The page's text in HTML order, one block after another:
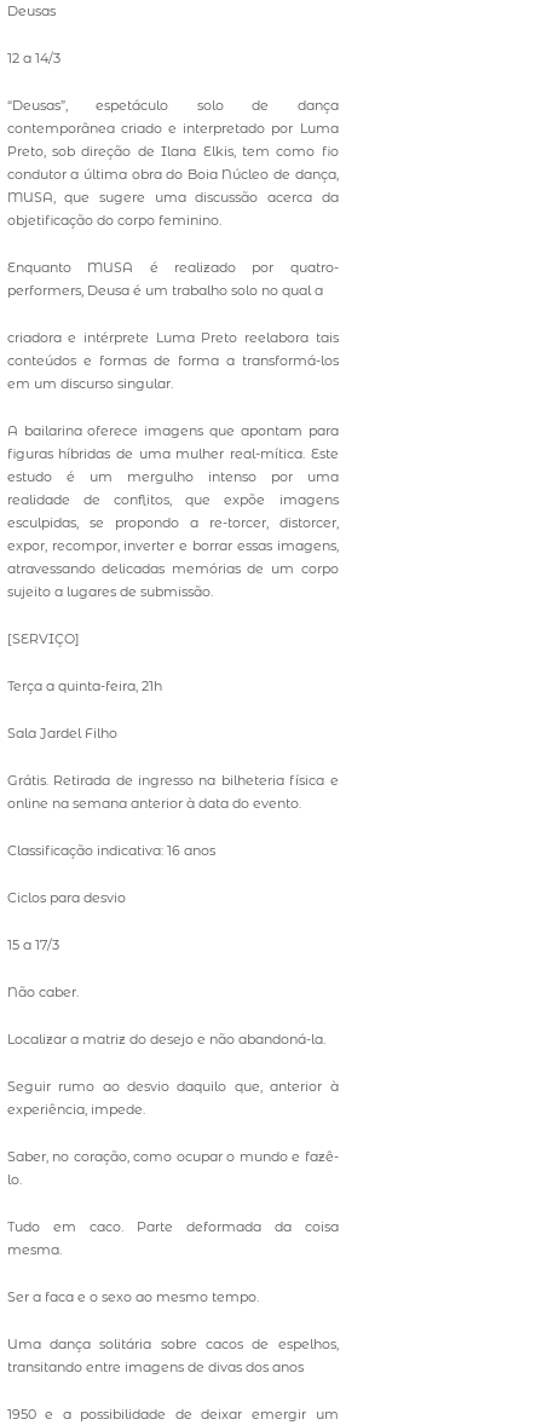
Deusas
12 a 14/3
“Deusas”, espetáculo solo de dança
contemporânea criado e interpretado por Luma
Preto, sob direção de Ilana Elkis, tem como fio
condutor a última obra do Boia Núcleo de dança,
MUSA, que sugere uma discussão acerca da
objetificação do corpo feminino.
Enquanto MUSA é realizado por quatro-
performers, Deusa é um trabalho solo no qual a
criadora e intérprete Luma Preto reelabora tais
conteúdos e formas de forma a transformá-los
em um discurso singular.
A bailarina oferece imagens que apontam para
figuras híbridas de uma mulher real-mítica. Este
estudo é um mergulho intenso por uma
realidade de conflitos, que expõe imagens
esculpidas, se propondo a re-torcer, distorcer,
expor, recompor, inverter e borrar essas imagens,
atravessando delicadas memórias de um corpo
sujeito a lugares de submissão.
[SERVIÇO]
Terça a quinta-feira, 21h
Sala Jardel Filho
Grátis. Retirada de ingresso na bilheteria física e
online na semana anterior à data do evento.
Classificação indicativa: 16 anos
Ciclos para desvio
15 a 17/3
Não caber.
Localizar a matriz do desejo e não abandoná-la.
Seguir rumo ao desvio daquilo que, anterior à
experiência, impede.
Saber, no coração, como ocupar o mundo e fazê-
lo.
Tudo em caco. Parte deformada da coisa
mesma.
Ser a faca e o sexo ao mesmo tempo.
Uma dança solitária sobre cacos de espelhos,
transitando entre imagens de divas dos anos
1950 e a possibilidade de deixar emergir um